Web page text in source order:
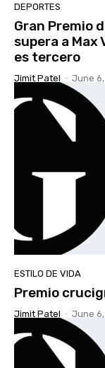
DEPORTES
Gran Premio
supera a Max
es tercero
Jimit Patel - June
ESTILO DE VIDA
Premio
Jimit Patel - June